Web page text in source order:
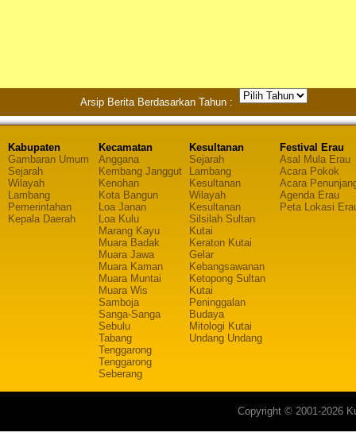
Arsip Berita Berdasarkan Tahun :
Kabupaten
Gambaran Umum
Sejarah
Wilayah
Lambang
Pemerintahan
Kepala Daerah
Kecamatan
Anggana
Kembang Janggut
Kenohan
Kota Bangun
Loa Janan
Loa Kulu
Marang Kayu
Muara Badak
Muara Jawa
Muara Kaman
Muara Muntai
Muara Wis
Samboja
Sanga-Sanga
Sebulu
Tabang
Tenggarong
Tenggarong
Seberang
Kesultanan
Sejarah
Lambang
Kesultanan
Wilayah
Kesultanan
Silsilah Sultan
Kutai
Keraton Kutai
Gelar
Kebangsawanan
Ketopong Sultan
Kutai
Peninggalan
Budaya
Mitologi Kutai
Undang Undang
Festival Erau
Asal Mula Erau
Acara Pokok
Acara
Agenda Erau
Peta Lokasi
Copyright © 2001-2026